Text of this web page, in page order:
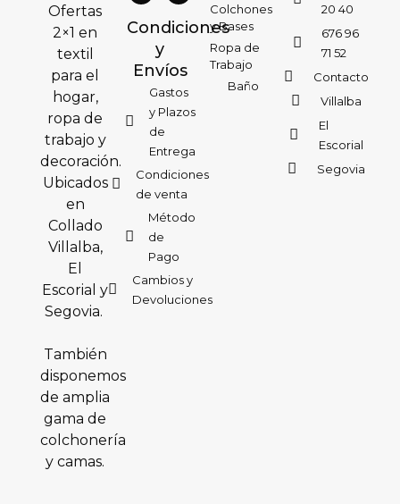
Ofertas
2×1 en
textil
para el
hogar,
ropa de
trabajo y
decoración.
Ubicados
en
Collado
Villalba,
El
Escorial y
Segovia.
También
disponemos
de amplia
gama de
colchonería
y camas.
Condiciones
y
Envíos
Gastos
y Plazos
de
Entrega
Condiciones
de venta
Método
de
Pago
Cambios y
Devoluciones
Colchones
y Bases
Ropa de
Trabajo
Baño
20 40
676 96
71 52
Contacto
Villalba
El
Escorial
Segovia